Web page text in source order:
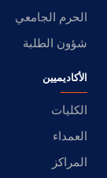
الحرم الجامعي
شؤون الطلبة
الأكاديميين
الكليات
العمداء
المراكز